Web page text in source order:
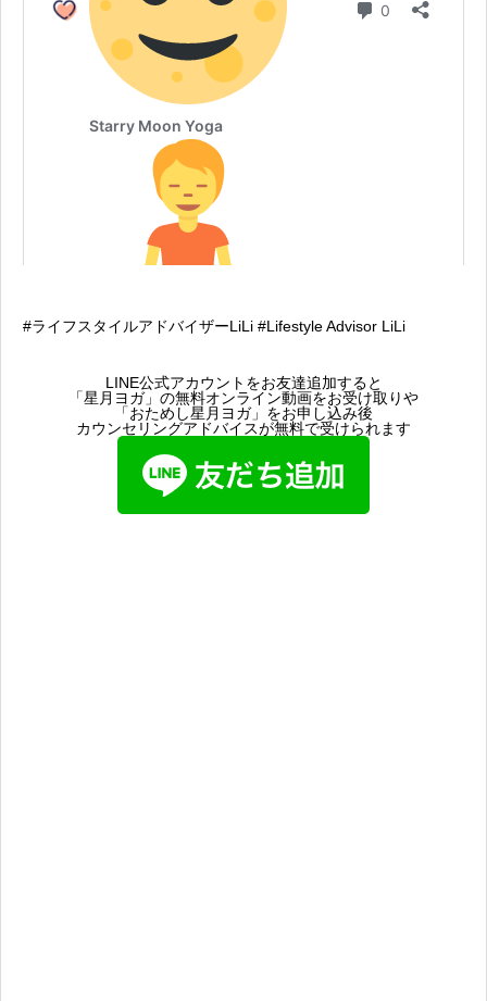
#ライフスタイルアドバイザーLiLi #Lifestyle Advisor LiLi
LINE公式アカウントをお友達追加すると
「星月ヨガ」の無料オンライン動画をお受け取りや
「おためし星月ヨガ」をお申し込み後
カウンセリングアドバイスが無料で受けられます